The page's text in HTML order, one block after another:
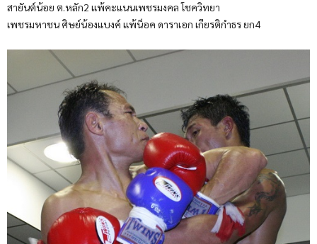
สายันต์น้อย ต.หลัก2 แพ้คะแนนเพชรมงคล โชควิทยา
เพชรมหาชน ศิษย์น้องแบงค์ แพ้น็อค ดาราเอก เกียรติกำธร ยก4